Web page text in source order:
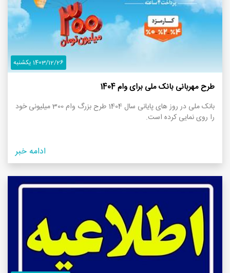
1403/12/26 یکشنبه
طرح مهربانی بانک ملی برای وام 1404
بانک ملی در روز های پایانی سال 1404 طرح بزرگ وام 300 میلیونی خود
را روی نمایی کرده است.
ادامه خبر